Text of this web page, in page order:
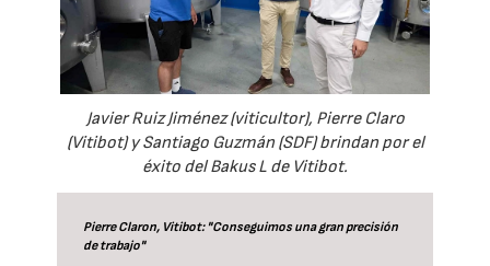
Javier Ruiz Jiménez (viticultor), Pierre Claro
(Vitibot) y Santiago Guzmán (SDF) brindan por el
éxito del Bakus L de Vitibot.
Pierre Claron, Vitibot: "Conseguimos una gran precisión
de trabajo"